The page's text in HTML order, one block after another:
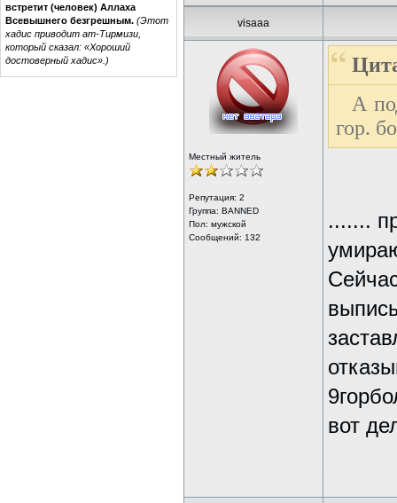
встретит (человек) Аллаха
Всевышнего безгрешным. (Этот
хадис приводит ат-Тирмизи,
который сказал: «Хороший
достоверный хадис».)
visaaa
Местный житель
Репутация: 2
Группа: BANNED
Пол: мужской
Сообщений: 132
А
гор.
.......
вот